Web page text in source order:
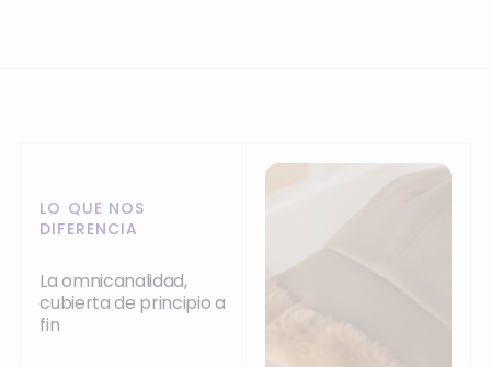
LO QUE NOS
DIFERENCIA
La omnicanalidad,
cubierta de principio a
fin